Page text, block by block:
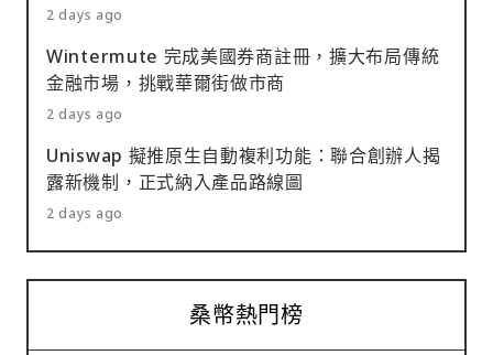
2 days ago
Wintermute 完成美國券商註冊，擴大布局傳統
金融市場，挑戰華爾街做市商
2 days ago
Uniswap 擬推原生自動複利功能：聯合創辦人揭
露新機制，正式納入產品路線圖
2 days ago
桑幣熱門榜